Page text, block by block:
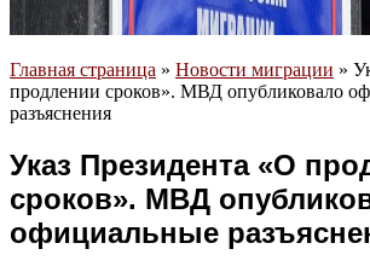
Главная страница » Новости миграции »
продлении сроков». МВД опубликовало
разъяснения
Указ Президента «О
сроков». МВД
официальные